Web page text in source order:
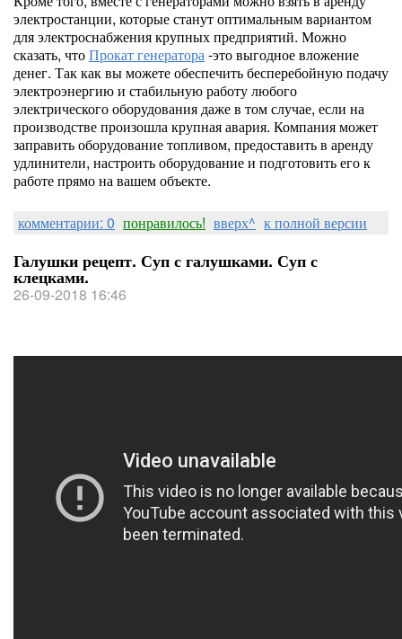
электростанции, которые станут оптимальным вариантом
для электроснабжения крупных предприятий. Можно
сказать, чтоПрокат генератора-это выгодное вложение
денег. Так как вы можете обеспечить бесперебойную подачу
электроэнергию и стабильную работу любого
электрического оборудования даже в том случае, если на
производстве произошла крупная авария. Компания может
заправить оборудование топливом, предоставить в аренду
удлинители, настроить оборудование и подготовить его к
работе прямо на вашем объекте.
комментарии: 0 понравилось! вверх^ к полной версии
Галушки рецепт. Суп с галушками. Суп с
клецками.
26-09-2018 16:46